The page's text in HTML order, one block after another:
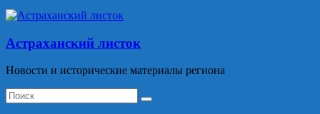
Астраханский листок
Новости и исторические материалы региона